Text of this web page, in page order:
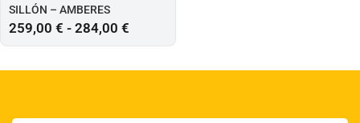
SILLÓN – AMBERES
259,00 € - 284,00 €